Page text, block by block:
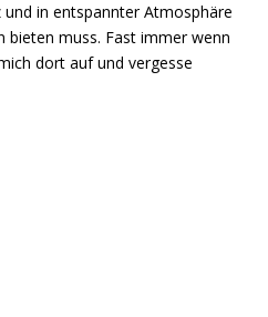
in entspannter Atmosphäre
bieten muss. Fast immer wenn
dort auf und vergesse